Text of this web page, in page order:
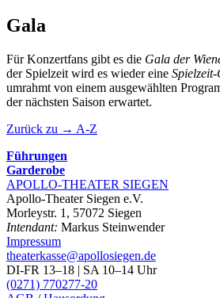
Gala
Für Konzertfans gibt es die Gala der
der Spielzeit wird es wieder eine
umrahmt von einem ausgewählten
der nächsten Saison erwartet.
Zurück zu → A-Z
Führungen
Garderobe
APOLLO-THEATER SIEGEN
Apollo-Theater Siegen e.V.
Morleystr. 1, 57072 Siegen
Intendant: Markus Steinwender
Impressum
theaterkasse@apollosiegen.de
DI-FR 13–18 | SA 10–14 Uhr
(0271) 770277-20